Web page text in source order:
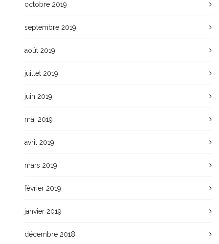
octobre 2019
septembre 2019
août 2019
juillet 2019
juin 2019
mai 2019
avril 2019
mars 2019
février 2019
janvier 2019
décembre 2018